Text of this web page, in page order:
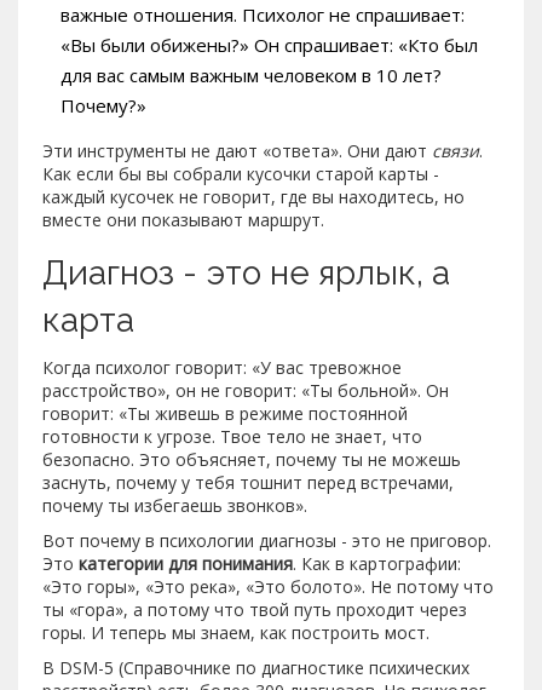
важные отношения. Психолог не спрашивает:
«Вы были обижены?» Он спрашивает: «Кто был
для вас самым важным человеком в 10 лет?
Почему?»
Эти инструменты не дают «ответа». Они дают связи.
Как если бы вы собрали кусочки старой карты -
каждый кусочек не говорит, где вы находитесь, но
вместе они показывают маршрут.
Диагноз - это не ярлык, а
карта
Когда психолог говорит: «У вас тревожное
расстройство», он не говорит: «Ты больной». Он
говорит: «Ты живешь в режиме постоянной
готовности к угрозе. Твое тело не знает, что
безопасно. Это объясняет, почему ты не можешь
заснуть, почему у тебя тошнит перед встречами,
почему ты избегаешь звонков».
Вот почему в психологии диагнозы - это не приговор.
Это категории для понимания. Как в картографии:
«Это горы», «Это река», «Это болото». Не потому что
ты «гора», а потому что твой путь проходит через
горы. И теперь мы знаем, как построить мост.
В DSM-5 (Справочнике по диагностике психических